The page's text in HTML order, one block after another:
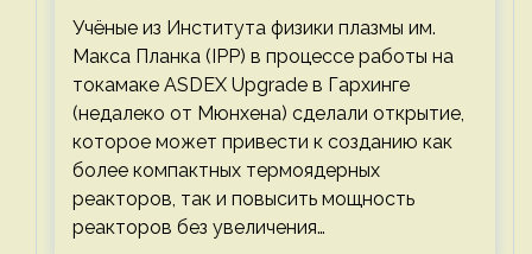
компактными или мощными
Учёные из Института физики плазмы им.
Макса Планка (IPP) в процессе работы на
токамаке ASDEX Upgrade в Гархинге
(недалеко от Мюнхена) сделали открытие,
которое может привести к созданию как
более компактных термоядерных
реакторов, так и повысить мощность
реакторов без увеличения…